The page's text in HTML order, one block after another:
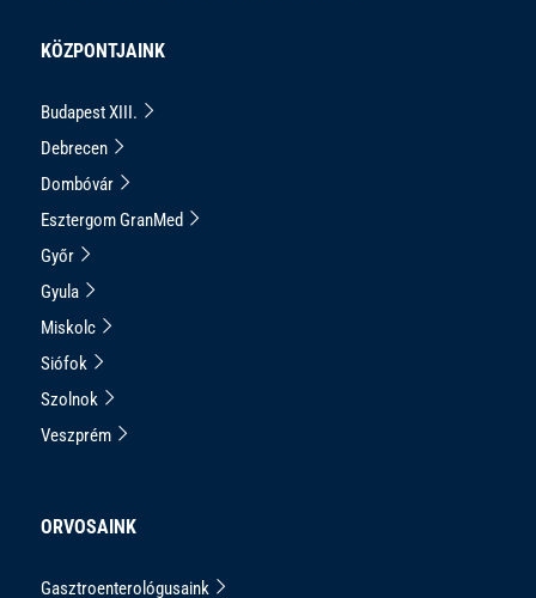
KÖZPONTJAINK
Budapest XIII.
Debrecen
Dombóvár
Esztergom GranMed
Győr
Gyula
Miskolc
Siófok
Szolnok
Veszprém
ORVOSAINK
Gasztroenterológusaink